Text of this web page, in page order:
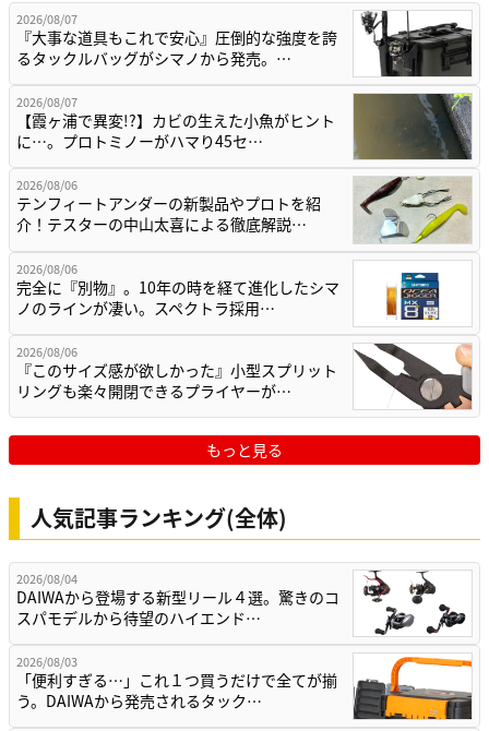
2026/08/07
『大事な道具もこれで安心』圧倒的な強度を誇
るタックルバッグがシマノから発売。…
2026/08/07
【霞ヶ浦で異変!?】カビの生えた小魚がヒント
に…。プロトミノーがハマり45セ…
2026/08/06
テンフィートアンダーの新製品やプロトを紹
介！テスターの中山太喜による徹底解説…
2026/08/06
完全に『別物』。10年の時を経て進化したシマ
ノのラインが凄い。スペクトラ採用…
2026/08/06
『このサイズ感が欲しかった』小型スプリット
リングも楽々開閉できるプライヤーが…
もっと見る
人気記事ランキング(全体)
2026/08/04
DAIWAから登場する新型リール４選。驚きのコ
スパモデルから待望のハイエンド…
2026/08/03
「便利すぎる…」これ１つ買うだけで全てが揃
う。DAIWAから発売されるタック…